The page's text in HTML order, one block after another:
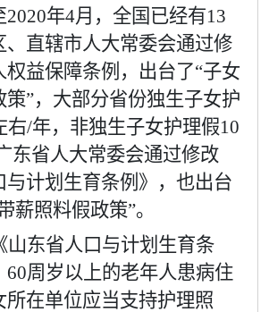
2020年4月，全国已经有13
、直辖市人大常委会通过修
权益保障条例，出台了“子女
策”，大部分省份独生子女护
右/年，非独生子女护理假10
东省人大常委会通过修改
与计划生育条例》，也出台
薪照料假政策”。
山东省人口与计划生育条
60周岁以上的老年人患病住
所在单位应当支持护理照